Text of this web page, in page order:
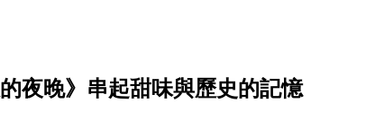
夜晚》串起甜味與歷史的記憶